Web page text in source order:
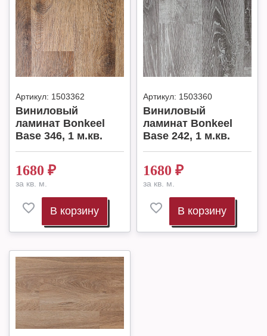
Артикул: 1503362
Виниловый
ламинат Bonkeel
Base 346, 1 м.кв.
1680 ₽
за кв. м.
В корзину
Артикул: 1503360
Виниловый
ламинат Bonkeel
Base 242, 1 м.кв.
1680 ₽
за кв. м.
В корзину